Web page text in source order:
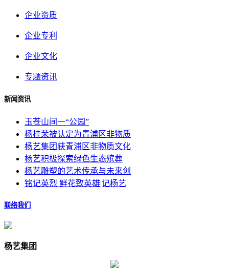
企业资质
企业专利
企业文化
专题资讯
新闻资讯
玉苍山间一“公园”
杨桂荣被认定为青浦区非物质
杨艺集团获青浦区非物质文化
杨艺积极探索绿色生态殡葬
杨艺雕塑的艺术传承与未来创
铭记英烈 鲜花致英雄|记杨艺
联络我们
杨艺集团